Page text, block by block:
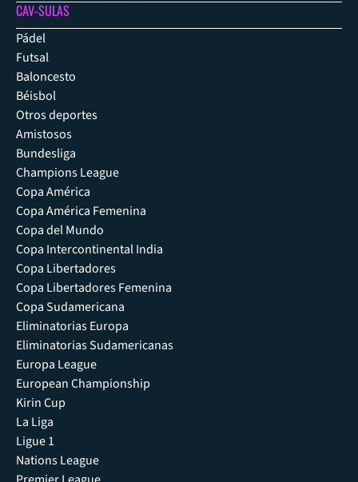
CAV-SULAS
Pádel
Futsal
Baloncesto
Béisbol
Otros deportes
Amistosos
Bundesliga
Champions League
Copa América
Copa América Femenina
Copa del Mundo
Copa Intercontinental India
Copa Libertadores
Copa Libertadores Femenina
Copa Sudamericana
Eliminatorias Europa
Eliminatorias Sudamericanas
Europa League
European Championship
Kirin Cup
La Liga
Ligue 1
Nations League